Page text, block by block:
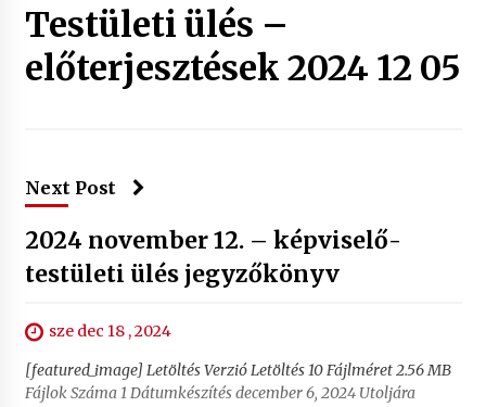
Testületi ülés –
előterjesztések 2024 12 05
Next Post
2024 november 12. – képviselő-
testületi ülés jegyzőkönyv
sze dec 18 , 2024
[featured_image] Letöltés Verzió Letöltés 10 Fájlméret 2.56 MB
Fájlok Száma 1 Dátumkészítés december 6, 2024 Utoljára